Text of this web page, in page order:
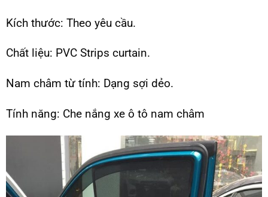
Kích thước: Theo yêu cầu.
Chất liệu: PVC Strips curtain.
Nam châm từ tính: Dạng sợi dẻo.
Tính năng: Che nắng xe ô tô nam châm